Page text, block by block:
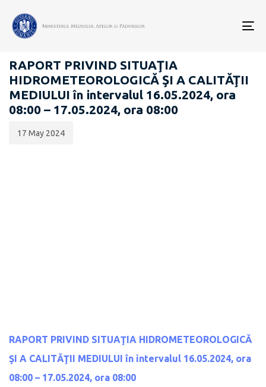
RAPOARTE ZILNICE STAREA MEDIULUI
RAPORT PRIVIND SITUAŢIA
HIDROMETEOROLOGICĂ ŞI A CALITĂŢII
MEDIULUI în intervalul 16.05.2024, ora
08:00 – 17.05.2024, ora 08:00
publicării:
17 May 2024
RAPORT PRIVIND SITUAŢIA HIDROMETEOROLOGICĂ
ŞI A CALITĂŢII MEDIULUI în intervalul 16.05.2024, ora
08:00 – 17.05.2024, ora 08:00